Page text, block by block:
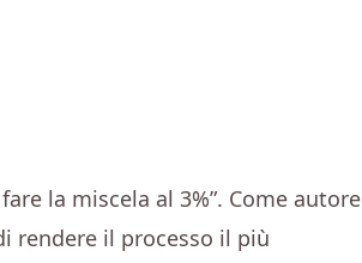
la miscela al 3%”. Come autore
rendere il processo il più